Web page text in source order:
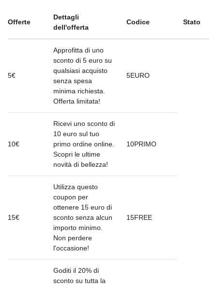
Offerte
Dettagli
dell'offerta
Codice Stato
5€
Approfitta di uno
sconto di 5 euro su
qualsiasi acquisto
senza spesa
minima richiesta.
Offerta limitata!
5EURO
10€
Ricevi uno sconto di
10 euro sul tuo
primo ordine online.
Scopri le ultime
novità di bellezza!
10PRIMO
15€
Utilizza questo
coupon per
ottenere 15 euro di
sconto senza alcun
importo minimo.
Non perdere
l'occasione!
15FREE
Goditi il 20% di
sconto su tutta la